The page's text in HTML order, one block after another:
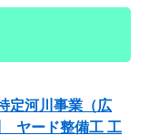
定河川事業（広
ヤード整備工 工